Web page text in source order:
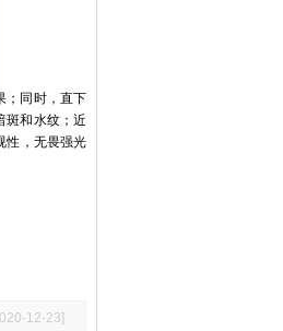
；同时，直下
斑和水纹；近
性，无畏强光
12-23]